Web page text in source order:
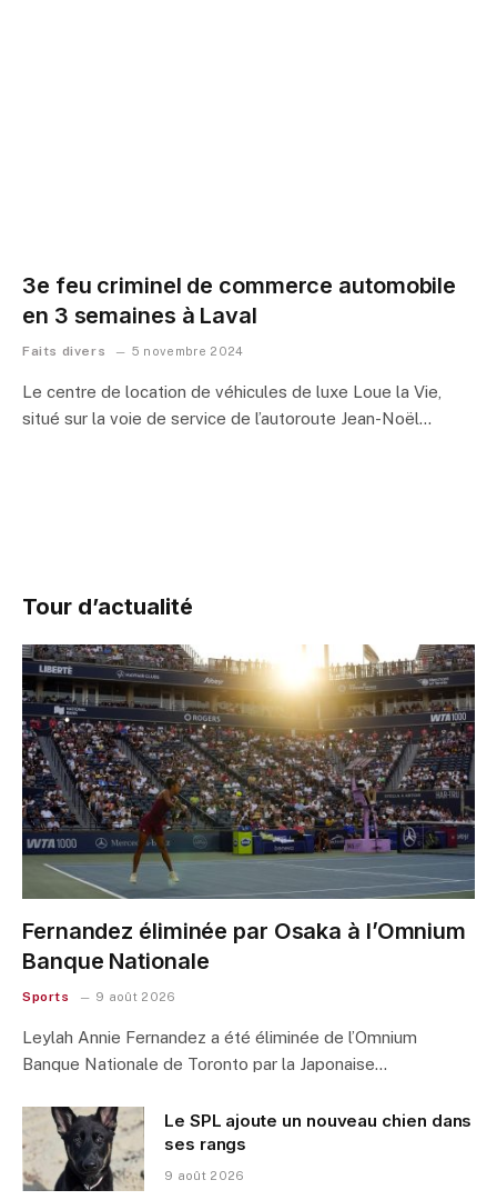
3e feu criminel de commerce automobile
en 3 semaines à Laval
Faits divers 5 novembre 2024
Le centre de location de véhicules de luxe Loue la Vie,
situé sur la voie de service de l’autoroute Jean-Noël…
Tour d’actualité
Fernandez éliminée par Osaka à l’Omnium
Banque Nationale
Sports 9 août 2026
Leylah Annie Fernandez a été éliminée de l’Omnium
Banque Nationale de Toronto par la Japonaise…
Le SPL ajoute un nouveau chien dans
ses rangs
9 août 2026